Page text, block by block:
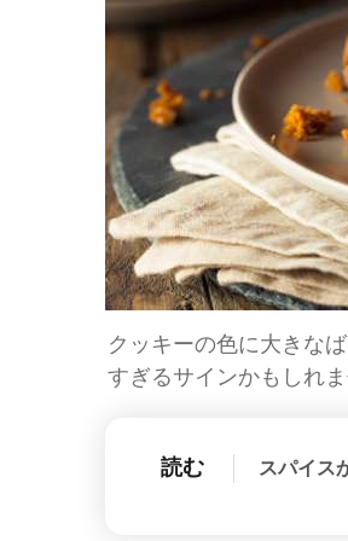
クッキーの色に大きな
すぎるサインかもしれ
読む スパイス